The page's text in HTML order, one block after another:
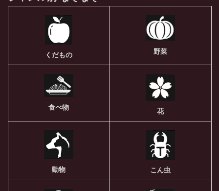
くだもの 野菜
食べ物 花
動物 こん虫